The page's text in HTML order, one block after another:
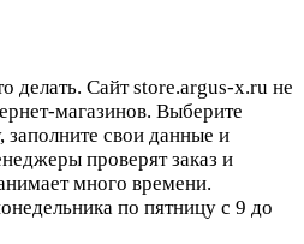
делать. Сайт store.argus-x.ru не
магазинов. Выберите
заполните свои данные и
проверят заказ и
много времени.
по пятницу с 9 до